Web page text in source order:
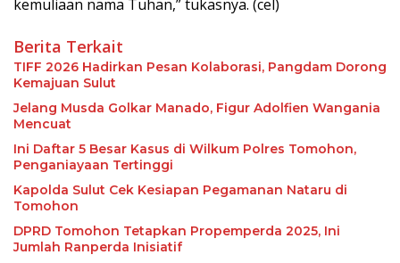
kemuliaan nama Tuhan,” tukasnya. (cel)
Berita Terkait
TIFF 2026 Hadirkan Pesan Kolaborasi, Pangdam Dorong
Kemajuan Sulut
Jelang Musda Golkar Manado, Figur Adolfien Wangania
Mencuat
Ini Daftar 5 Besar Kasus di Wilkum Polres Tomohon,
Penganiayaan Tertinggi
Kapolda Sulut Cek Kesiapan Pegamanan Nataru di
Tomohon
DPRD Tomohon Tetapkan Propemperda 2025, Ini
Jumlah Ranperda Inisiatif